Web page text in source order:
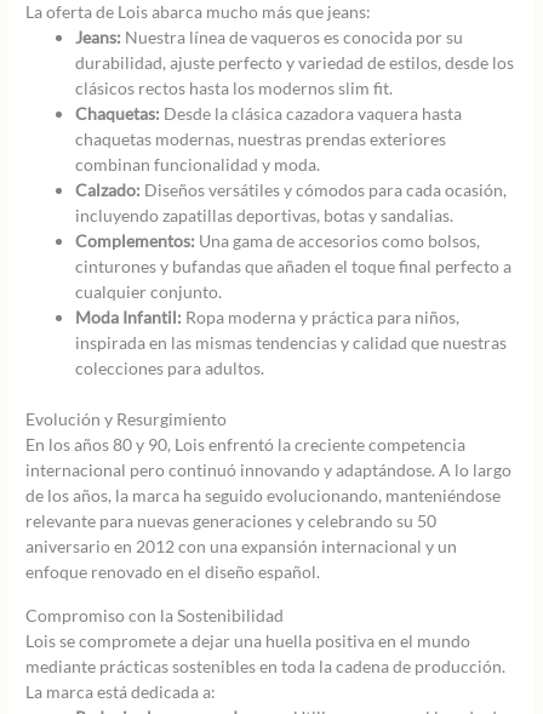
La oferta de Lois abarca mucho más que jeans:
Jeans: Nuestra línea de vaqueros es conocida por su
durabilidad, ajuste perfecto y variedad de estilos, desde los
clásicos rectos hasta los modernos slim fit.
Chaquetas: Desde la clásica cazadora vaquera hasta
chaquetas modernas, nuestras prendas exteriores
combinan funcionalidad y moda.
Calzado: Diseños versátiles y cómodos para cada ocasión,
incluyendo zapatillas deportivas, botas y sandalias.
Complementos: Una gama de accesorios como bolsos,
cinturones y bufandas que añaden el toque final perfecto a
cualquier conjunto.
Moda Infantil: Ropa moderna y práctica para niños,
inspirada en las mismas tendencias y calidad que nuestras
colecciones para adultos.
Evolución y Resurgimiento
En los años 80 y 90, Lois enfrentó la creciente competencia
internacional pero continuó innovando y adaptándose. A lo largo
de los años, la marca ha seguido evolucionando, manteniéndose
relevante para nuevas generaciones y celebrando su 50
aniversario en 2012 con una expansión internacional y un
enfoque renovado en el diseño español.
Compromiso con la Sostenibilidad
Lois se compromete a dejar una huella positiva en el mundo
mediante prácticas sostenibles en toda la cadena de producción.
La marca está dedicada a: